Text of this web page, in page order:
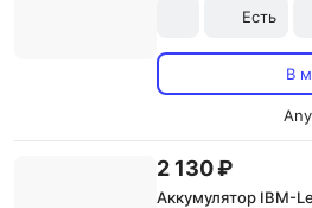
Есть
В
2 130 ₽
Аккумулятор IBM-